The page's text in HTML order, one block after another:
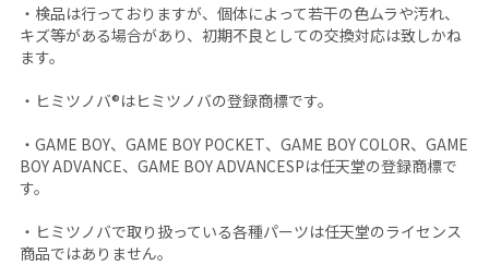
・検品は行っておりますが、個体によって若干の色ムラや汚れ、
キズ等がある場合があり、初期不良としての交換対応は致しかね
ます。
・ヒミツノバ®はヒミツノバの登録商標です。
・GAME BOY、GAME BOY POCKET、GAME BOY COLOR、GAME
BOY ADVANCE、GAME BOY ADVANCESPは任天堂の登録商標で
す。
・ヒミツノバで取り扱っている各種パーツは任天堂のライセンス
商品ではありません。